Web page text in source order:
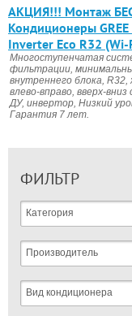
АКЦИЯ!!! Монтаж
Кондиционеры
Inverter Eco R32 (Wi-
Многоступенчатая
фильтрации,
внутреннего блока, R32,
влево-вправо, вверх-вниз
ДУ, инвертор, Низкий
Гарантия 7 лет.
ФИЛЬТР
Категория
Производитель
Вид кондиционера